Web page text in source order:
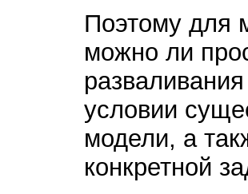
Поэтому для
можно ли
условии
модели, а
конкретной